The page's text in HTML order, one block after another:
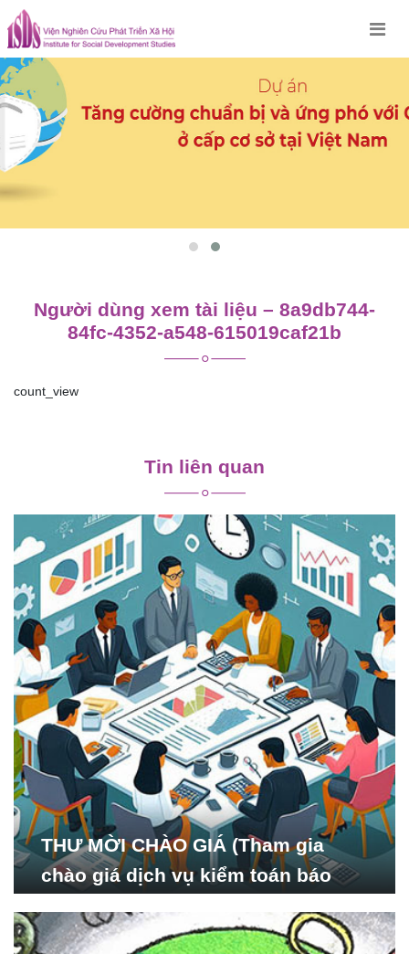
Skip
to
content
Người dùng xem tài liệu – 8a9db744-
84fc-4352-a548-615019caf21b
count_view
viết
Tin liên quan
THƯ MỜI CHÀO GIÁ (Tham gia
chào giá dịch vụ kiểm toán báo
Nghiên cứu Phát triển Xã